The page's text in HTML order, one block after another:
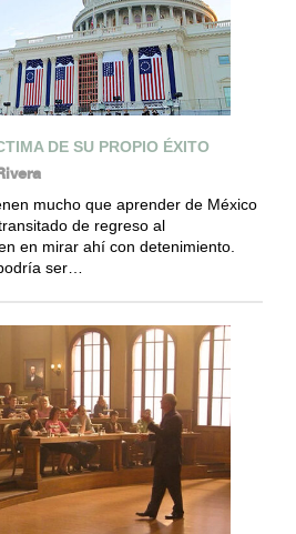
DE SU PROPIO ÉXITO
mucho que aprender de México
de regreso al
en mirar ahí con detenimiento.
ser…